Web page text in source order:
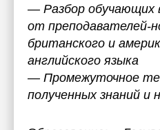
— Разбор обучающих
от преподавателей-
британского и
английского языка
— Промежуточное
полученных знаний и